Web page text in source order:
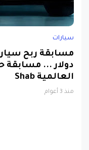
سيارات
دولار ... مسابقة
العالمية Shab
منذ 3 أعوام